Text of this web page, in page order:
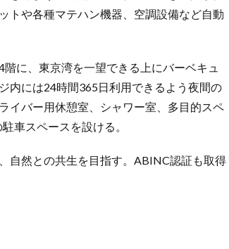
トや各種マテハン機器、空調設備など自動
に、東京湾を一望できる上にバーベキュ
内には24時間365日利用できるよう夜間の
イバー用休憩室、シャワー室、多目的スペ
車スペースを設ける。
自然との共生を目指す。ABINC認証も取得